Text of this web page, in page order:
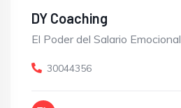
DY Coaching
El Poder del Salario Emocional
30044356